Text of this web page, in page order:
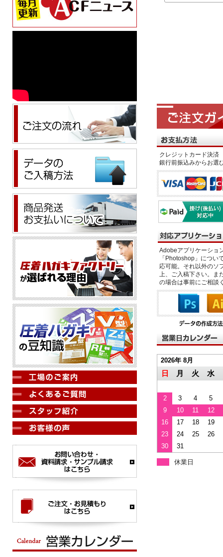
クレジットカード決
銀行前振込みからお選
Adobeアプリケーショ
「Photoshop」につい
応可能。それ以外のソ
上、ご入稿下さい。ま
の場合は事前にご相談
2026年 8月
日 月 火 水
2 3 4
5
9
10 11
12
16
17 18
19
23
24 25
26
30
31
休業日